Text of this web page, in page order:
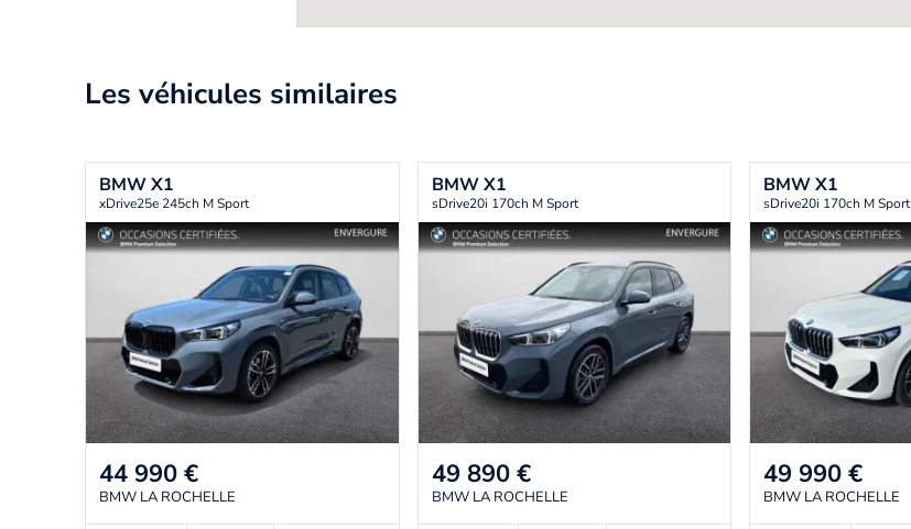
Les véhicules similaires
BMWX1
xDrive25e 245ch M Sport
44 990 €
BMW LA ROCHELLE
BMWX1
sDrive20i 170ch M Sport
49 890 €
BMW LA ROCHELLE
BMWX1
sDrive20i 170ch M Sport
49 990 €
BMW LA ROCHELLE